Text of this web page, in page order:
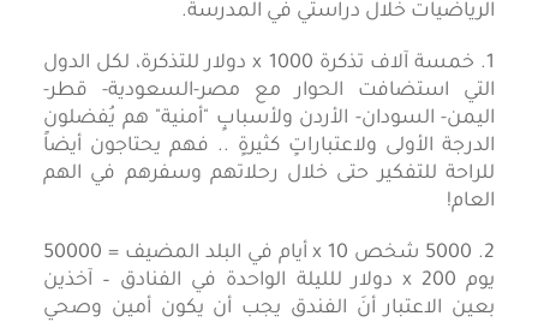
الرياضيات خلال دراستي في المدرسة.
1. خمسة آلاف تذكرة x 1000 دولار للتذكرة، لكل الدول
التي استضافت الحوار مع مصر-السعودية- قطر-
اليمن- السودان- الأردن ولأسبابٍ "أمنية" هم يُفضلون
الدرجة الأولى ولاعتباراتٍ كثيرةٍ .. فهم يحتاجون أيضاً
للراحة للتفكير حتى خلال رحلاتهم وسفرهم في الهم
العام!
2. 5000 شخص x 10 أيام في البلد المضيف = 50000
يوم x 200 دولار للليلة الواحدة في الفنادق – آخذين
بعين الاعتبار أنَ الفندق يجب أن يكون أمين وصحي